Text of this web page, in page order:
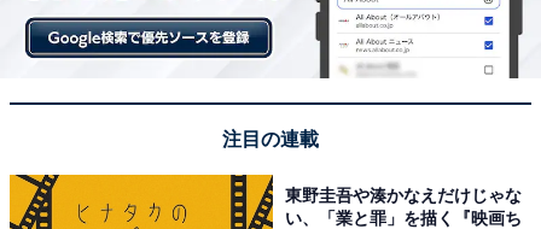
注目の連載
東野圭吾や湊かなえだけじゃな
い、「業と罪」を描く『映画ち